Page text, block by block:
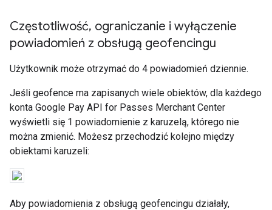
Częstotliwość, ograniczanie i wyłączenie
powiadomień z obsługą geofencingu
Użytkownik może otrzymać do 4 powiadomień dziennie.
Jeśli geofence ma zapisanych wiele obiektów, dla każdego
konta Google Pay API for Passes Merchant Center
wyświetli się 1 powiadomienie z karuzelą, którego nie
można zmienić. Możesz przechodzić kolejno między
obiektami karuzeli:
Aby powiadomienia z obsługą geofencingu działały,